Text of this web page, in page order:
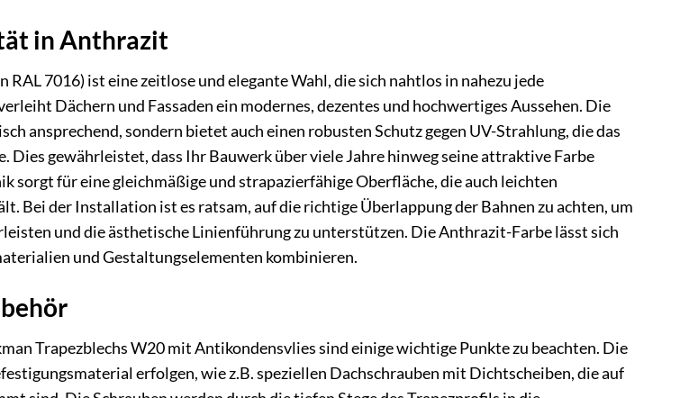
in Anthrazit
7016) ist eine zeitlose und elegante Wahl, die sich nahtlos in nahezu jede
Dächern und Fassaden ein modernes, dezentes und hochwertiges Aussehen. Die
ansprechend, sondern bietet auch einen robusten Schutz gegen UV-Strahlung, die das
Dies gewährleistet, dass Ihr Bauwerk über viele Jahre hinweg seine attraktive Farbe
sorgt für eine gleichmäßige und strapazierfähige Oberfläche, die auch leichten
Bei der Installation ist es ratsam, auf die richtige Überlappung der Bahnen zu achten, um
und die ästhetische Linienführung zu unterstützen. Die Anthrazit-Farbe lässt sich
und Gestaltungselementen kombinieren.
Trapezblechs W20 mit Antikondensvlies sind einige wichtige Punkte zu beachten. Die
erfolgen, wie z.B. speziellen Dachschrauben mit Dichtscheiben, die auf